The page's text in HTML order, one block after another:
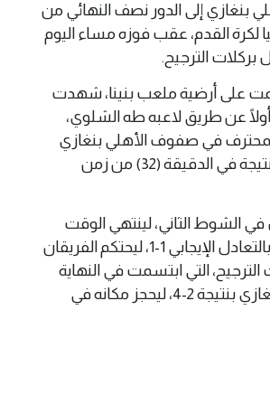
بنغازي إلى الدور نصف النهائي من
لكرة القدم، عقب فوزه مساء اليوم
بركلات الترجيح.
على أرضية ملعب بنينا، شهدت
عن طريق لاعبه طه الشلوي،
في صفوف الأهلي بنغازي
"جون مانون" النتيجة في الدقيقة (32) من زمن
في الشوط الثاني، لينتهي الوقت
الأصلي للمباراة بالتعادل الإيجابي 1-1، ليحتكم الفريقان
الترجيح، التي ابتسمت في النهاية
لصالح الأهلي بنغازي بنتيجة 2-4، ليحجز مكانه في